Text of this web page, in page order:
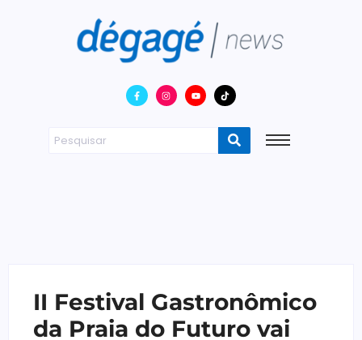
II Festival Gastronômico
da Praia do Futuro vai